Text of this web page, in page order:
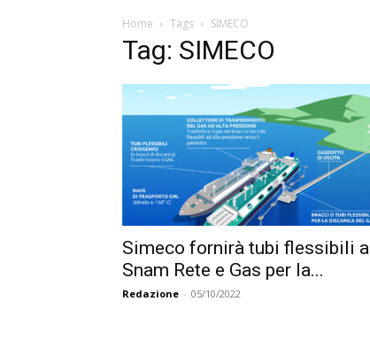
Home Tags SIMECO
Tag: SIMECO
Simeco fornirà tubi flessibili a
Snam Rete e Gas per la...
Redazione - 05/10/2022